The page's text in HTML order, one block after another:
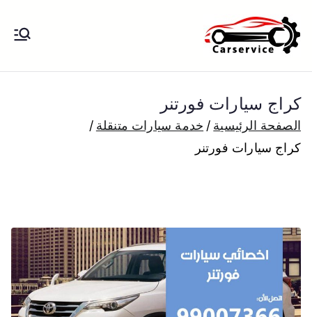
إلى
المحتوى
الكويت
بنشر متنقل الكويت كهرباء وبنشر تبديل
بارخص الاسعار
كراج سيارات فورتنر
الصفحة الرئيسية
خدمة سيارات متنقلة
كراج سيارات فورتنر